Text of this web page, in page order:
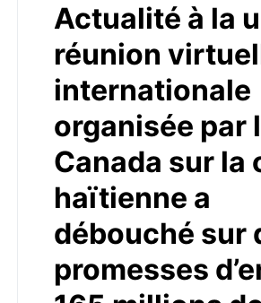
Actualité à la
réunion
internationale
organisée par
Canada sur la
haïtienne a
débouché sur
promesses